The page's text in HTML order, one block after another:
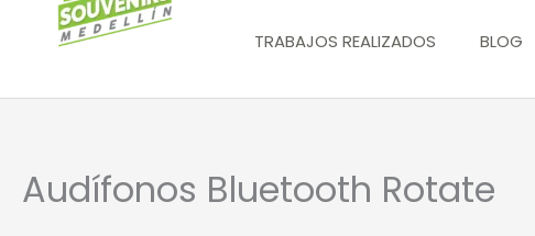
TRABAJOS REALIZADOS BLOG
Audífonos Bluetooth Rotate